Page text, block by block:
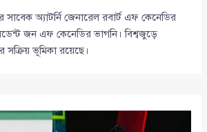
সাবেক অ্যাটর্নি জেনারেল রবার্ট এফ কেনেডির
জন এফ কেনেডির ভাগনি। বিশ্বজুড়ে
সক্রিয় ভূমিকা রয়েছে।